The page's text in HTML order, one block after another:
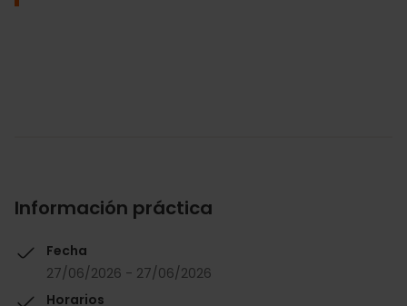
Información práctica
Fecha
27/06/2026 - 27/06/2026
Horarios